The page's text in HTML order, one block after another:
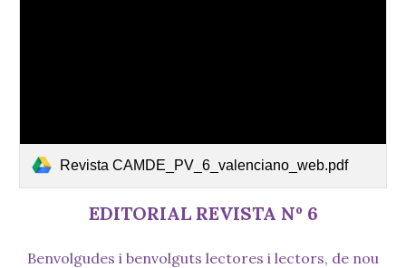
Revista CAMDE_PV_6_valenciano_web.pdf
EDITORIAL REVISTA Nº 6
Benvolgudes i benvolguts lectores i lectors, de nou